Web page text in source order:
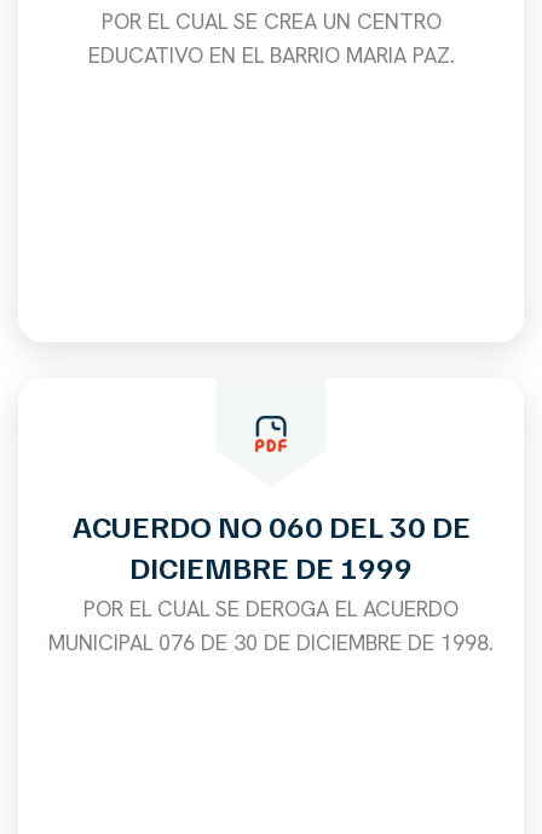
POR EL CUAL SE CREA UN CENTRO
EDUCATIVO EN EL BARRIO MARIA PAZ.
ACUERDO NO 060 DEL 30 DE
DICIEMBRE DE 1999
POR EL CUAL SE DEROGA EL ACUERDO
MUNICIPAL 076 DE 30 DE DICIEMBRE DE 1998.